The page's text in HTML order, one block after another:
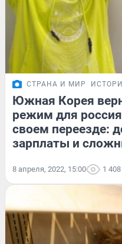
СТРАНА И МИР
Южная Корея
режим для
своем переезде:
зарплаты и
8 апреля, 2022, 15:00 1 408